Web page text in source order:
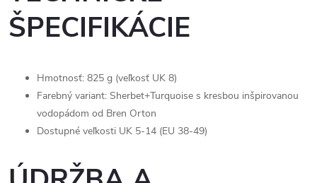
ŠPECIFIKÁCIE
Hmotnosť: 825 g (veľkosť UK 8)
Farebný variant: Sherbet+Turquoise s kresbou inšpirovanou
vodopádom od Bren Orton
Dostupné veľkosti UK 5-14 (EU 38-49)